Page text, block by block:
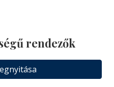
rendezők